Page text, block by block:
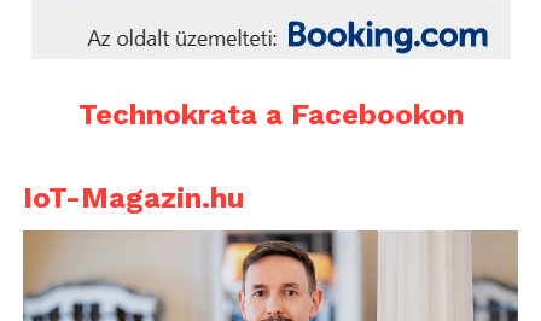
Technokrata a Facebookon
IoT-Magazin.hu